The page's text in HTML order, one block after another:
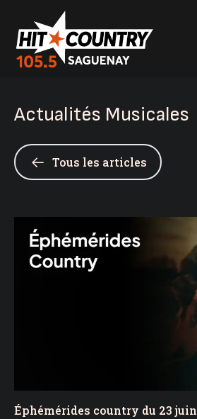
Actualités Musicales
Tous les articles
Éphémérides country du 23 juin